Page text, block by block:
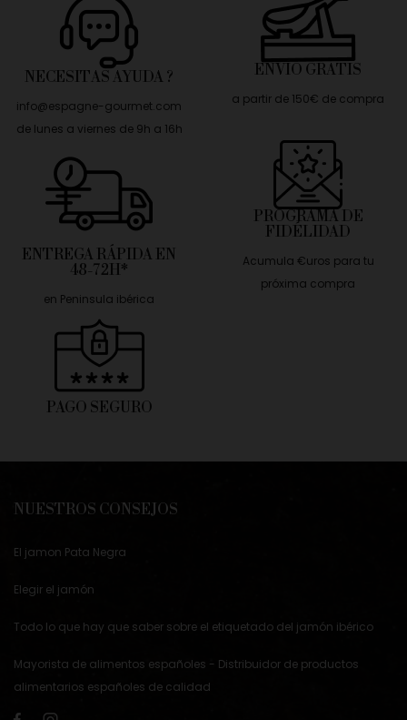
NECESITAS AYUDA ?
info@espagne-gourmet.com
de lunes a viernes de 9h a 16h
ENVÍO GRATIS
a partir de 150€ de compra
ENTREGA RÁPIDA EN
48-72H*
en Peninsula ibérica
PROGRAMA DE
FIDÉLIDAD
Acumula €uros para tu
próxima compra
PAGO SEGURO
NUESTROS CONSEJOS
El jamon Pata Negra
Elegir el jamón
Todo lo que hay que saber sobre el etiquetado del jamón ibérico
Mayorista de alimentos españoles - Distribuidor de productos
alimentarios españoles de calidad